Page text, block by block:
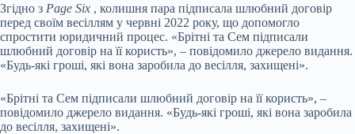
Згідно з Page Six , колишня пара підписала шлюбний договір
перед своїм весіллям у червні 2022 року, що допомогло
спростити юридичний процес. «Брітні та Сем підписали
шлюбний договір на її користь», – повідомило джерело видання.
«Будь-які гроші, які вона заробила до весілля, захищені».
«Брітні та Сем підписали шлюбний договір на її користь», –
повідомило джерело видання. «Будь-які гроші, які вона заробила
до весілля, захищені».